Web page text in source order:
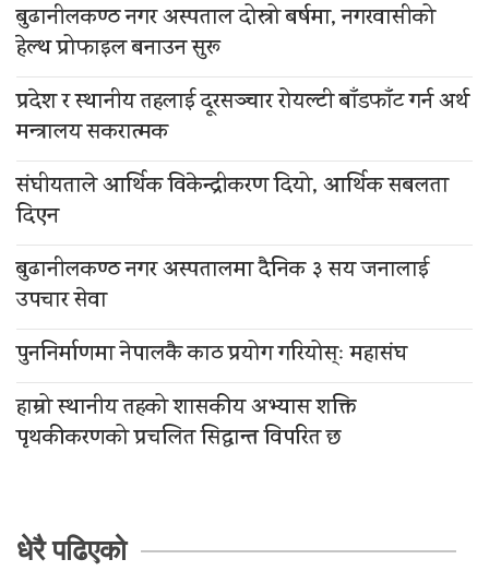
बुढानीलकण्ठ नगर अस्पताल दोस्रो बर्षमा, नगरवासीको
हेल्थ प्रोफाइल बनाउन सुरू
प्रदेश र स्थानीय तहलाई दूरसञ्चार रोयल्टी बाँडफाँट गर्न अर्थ
मन्त्रालय सकरात्मक
संघीयताले आर्थिक विकेन्द्रीकरण दियो, आर्थिक सबलता
दिएन
बुढानीलकण्ठ नगर अस्पतालमा दैनिक ३ सय जनालाई
उपचार सेवा
पुननिर्माणमा नेपालकै काठ प्रयोग गरियोस्ः महासंघ
हाम्रो स्थानीय तहको शासकीय अभ्यास शक्ति
पृथकीकरणको प्रचलित सिद्धान्त विपरित छ
धेरै पढिएको